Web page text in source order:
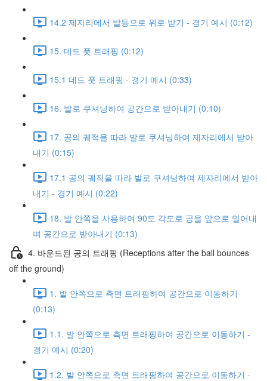
14.2 제자리에서 발등으로 위로 받기 - 경기 예시 (0:12)
15. 데드 풋 트래핑 (0:12)
15.1 데드 풋 트래핑 - 경기 예시 (0:33)
16. 발로 쿠셔닝하여 공간으로 받아내기 (0:10)
17. 공의 궤적을 따라 발로 쿠셔닝하여 제자리에서 받아
내기 (0:15)
17.1 공의 궤적을 따라 발로 쿠셔닝하여 제자리에서 받아
내기 - 경기 예시 (0:22)
18. 발 안쪽을 사용하여 90도 각도로 공을 앞으로 밀어내
며 공간으로 받아내기 (0:13)
4. 바운드된 공의 트래핑 (Receptions after the ball bounces
off the ground)
1. 발 안쪽으로 측면 트래핑하여 공간으로 이동하기
(0:13)
1.1. 발 안쪽으로 측면 트래핑하여 공간으로 이동하기 -
경기 예시 (0:20)
1.2. 발 안쪽으로 측면 트래핑하여 공간으로 이동하기 -